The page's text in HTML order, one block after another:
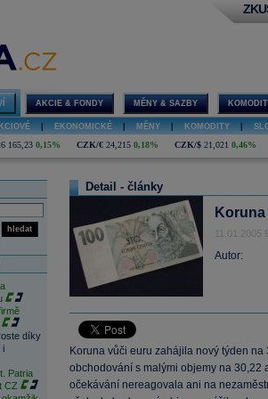
AKCIE & FONDY MĚNY & SAZBY
EKONOMICKÉ MĚNY KOMODITY
165,23 0,15% CZK/€ 24,215 0,18% CZK/$ 21,021 0,46%
hledat
díky
i
Patria
CZ
Detail - články
11.01.2005
Autor:
Koruna vůči euru zahájila nový týden
obchodování s malými objemy na 30,22
očekávání nereagovala ani na